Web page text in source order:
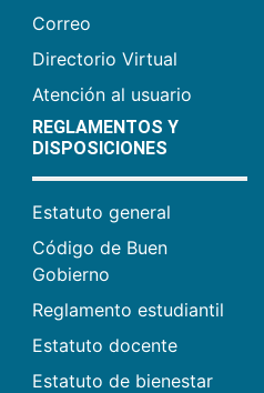
Correo
Directorio Virtual
Atención al usuario
REGLAMENTOS Y
DISPOSICIONES
Estatuto general
Código de Buen
Gobierno
Reglamento estudiantil
Estatuto docente
Estatuto de bienestar